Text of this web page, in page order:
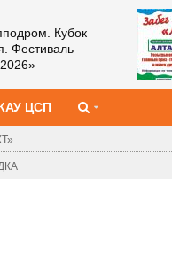
Кубок
Фестиваль
ЦСП